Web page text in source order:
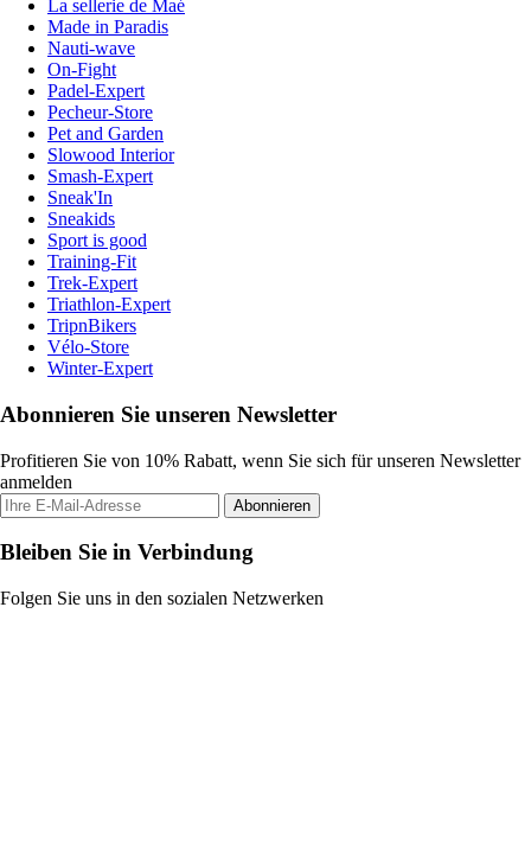
La sellerie de Maé
Made in Paradis
Nauti-wave
On-Fight
Padel-Expert
Pecheur-Store
Pet and Garden
Slowood Interior
Smash-Expert
Sneak'In
Sneakids
Sport is good
Training-Fit
Trek-Expert
Triathlon-Expert
TripnBikers
Vélo-Store
Winter-Expert
Abonnieren Sie unseren Newsletter
Profitieren Sie von 10% Rabatt, wenn Sie sich für unseren Newsletter
anmelden
Abonnieren
Bleiben Sie in Verbindung
Folgen Sie uns in den sozialen Netzwerken